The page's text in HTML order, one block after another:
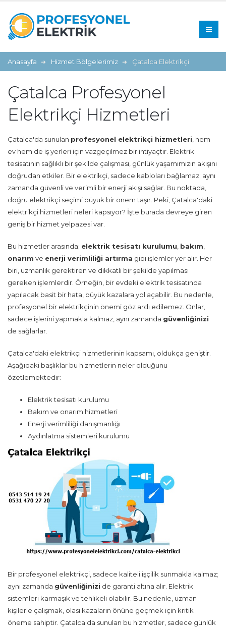
Anasayfa Hizmet Bölgelerimiz Çatalca Elektrikçi
Çatalca Profesyonel
Elektrikçi Hizmetleri
Çatalca'da sunulan profesyonel elektrikçi hizmetleri , hem
ev hem de iş yerleri için vazgeçilmez bir ihtiyaçtır. Elektrik
tesisatının sağlıklı bir şekilde çalışması, günlük yaşamımızın akışını
doğrudan etkiler. Bir elektrikçi, sadece kabloları bağlamaz; aynı
zamanda güvenli ve verimli bir enerji akışı sağlar. Bu noktada,
doğru elektrikçi seçimi büyük bir önem taşır. Peki, Çatalca'daki
elektrikçi hizmetleri neleri kapsıyor? İşte burada devreye giren
geniş bir hizmet yelpazesi var.
Bu hizmetler arasında; elektrik tesisatı kurulumu bakım
onarım ve enerji verimliliği artırma gibi işlemler yer alır. Her
biri, uzmanlık gerektiren ve dikkatli bir şekilde yapılması
gereken işlemlerdir. Örneğin, bir evdeki elektrik tesisatında
yapılacak basit bir hata, büyük kazalara yol açabilir. Bu nedenle,
profesyonel bir elektrikçinin önemi göz ardı edilemez. Onlar,
sadece işlerini yapmakla kalmaz, aynı zamanda güvenliğinizi
de sağlarlar.
Çatalca'daki elektrikçi hizmetlerinin kapsamı, oldukça geniştir.
Aşağıdaki başlıklar bu hizmetlerin neler olduğunu
özetlemektedir:
Elektrik tesisatı kurulumu
Bakım ve onarım hizmetleri
Enerji verimliliği danışmanlığı
Aydınlatma sistemleri kurulumu
Bir profesyonel elektrikçi, sadece kaliteli işçilik sunmakla kalmaz;
aynı zamanda güvenliğinizi de garanti altına alır. Elektrik
sistemleri karmaşık ve tehlikeli olabilir. Bu nedenle, uzman
kişilerle çalışmak, olası kazaların önüne geçmek için kritik
öneme sahiptir. Çatalca'da sunulan bu hizmetler, sadece günlük